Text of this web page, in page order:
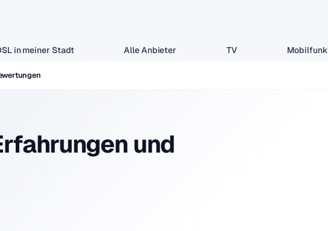
in meiner Stadt Alle Anbieter TV Mobilfunk
und